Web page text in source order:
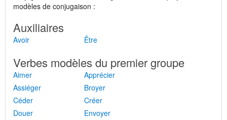
modèles de conjugaison :
Auxiliaires
Avoir Être
Verbes modèles du premier groupe
Aimer
Apprécier
Assiéger
Broyer
Céder
Créer
Douer
Envoyer